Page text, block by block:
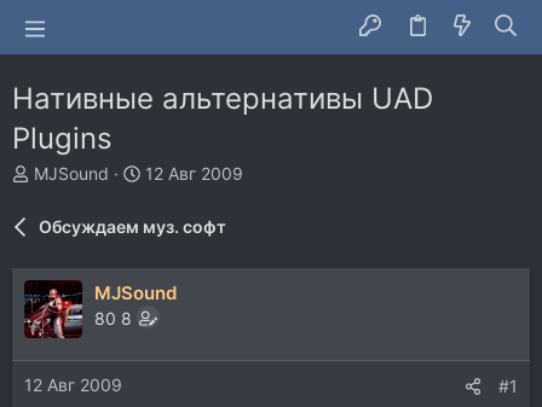
Нативные альтернативы UAD
Plugins
А
т
р
т
е
м
MJSound
Д
н
а
ч
а
12 Авг 2009
Обсуждаем муз. софт
MJSound
80 8
12 Авг 2009 #1